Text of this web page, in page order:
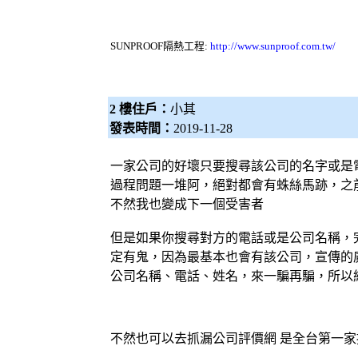
SUNPROOF隔熱工程: http://www.sunproof.com.tw/
2 樓住戶： 小其
發表時間： 2019-11-28
一家公司的好壞只要搜尋該公司的名字或
過程問題一堆阿，絕對都會有蛛絲馬跡，
不然我也變成下一個受害者
但是如果你搜尋對方的電話或是公司名稱
定有鬼，因為最基本也會有該公司，宣傳
公司名稱、電話、姓名，來一騙再騙，所
不然也可以去抓漏公司評價網 是全台第一